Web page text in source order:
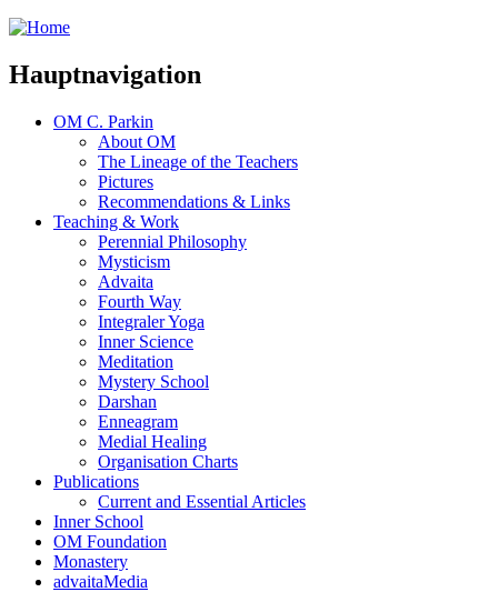
Hauptnavigation
OM C. Parkin
About OM
The Lineage of the Teachers
Pictures
Recommendations & Links
Teaching & Work
Perennial Philosophy
Mysticism
Advaita
Fourth Way
Integraler Yoga
Inner Science
Meditation
Mystery School
Darshan
Enneagram
Medial Healing
Organisation Charts
Publications
Current and Essential Articles
Inner School
OM Foundation
Monastery
advaitaMedia